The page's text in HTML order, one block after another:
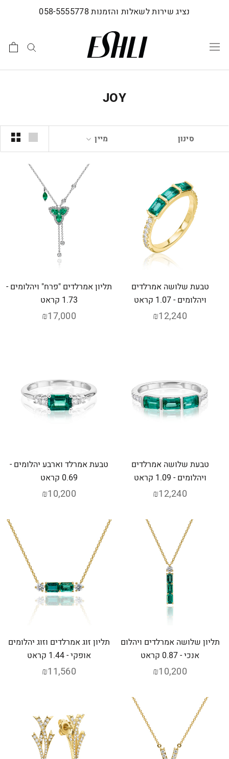
נציג שירות לשאלות והזמנות 058-5555778
JOY
סינון מיין
טבעת שלושה אמרלדים
ויהלומים - 1.07 קראט
₪12,240
תליון אמרלדים "פרח" ויהלומים -
1.73 קראט
₪17,000
טבעת שלושה אמרלדים
ויהלומים - 1.09 קראט
₪12,240
טבעת אמרלד וארבע יהלומים -
0.69 קראט
₪10,200
תליון שלושה אמרלדים ויהלום
אנכי - 0.87 קראט
₪10,200
תליון זוג אמרלדים וזוג יהלומים
אופקי - 1.44 קראט
₪11,560